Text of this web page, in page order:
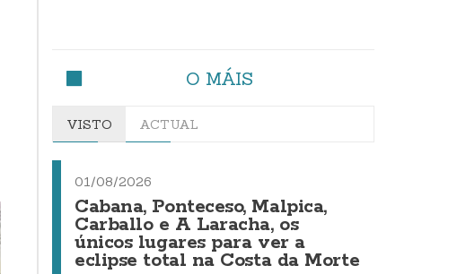
O MÁIS
VISTO ACTUAL
01/08/2026
Cabana, Ponteceso, Malpica,
Carballo e A Laracha, os
únicos lugares para ver a
eclipse total na Costa da Morte